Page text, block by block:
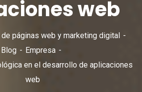
web
páginas web y marketing digital
Blog
Empresa
en el desarrollo de aplicaciones
web